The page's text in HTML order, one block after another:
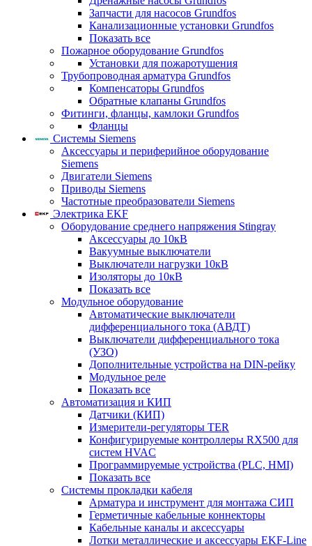
Запчасти для насосов Grundfos
Канализационные установки Grundfos
Показать все
Пожарное оборудование Grundfos
Установки для пожаротушения
Трубопроводная арматура Grundfos
Компенсаторы Grundfos
Обратные клапаны Grundfos
Фитинги, фланцы, камлоки Grundfos
Фланцы
Системы Siemens
Аксессуары и периферийное оборудование
Siemens
Двигатели Siemens
Приводы Siemens
Частотные преобразователи Siemens
Электрика EKF
Оборудование среднего напряжения Stingray
Аксессуары до 10кВ
Вакуумные выключатели
Выключатели нагрузки 10кВ
Изоляторы до 10кВ
Показать все
Модульное оборудование
Автоматические выключатели
дифференциального тока (АВДТ)
Выключатели дифференциального тока
(УЗО)
Дополнительные устройства на DIN-рейку
Модульное реле
Показать все
Автоматизация и КИП
Датчики (КИП)
Измерители-регуляторы TER
Конфигурируемые контроллеры RX500 для
систем HVAC
Программируемые устройства (PLC, HMI)
Показать все
Системы прокладки кабеля
Арматура и инструмент для монтажа СИП
Герметичные кабельные коннекторы
Кабельные каналы и аксессуары
Лотки металлические и аксессуары EKF-Line